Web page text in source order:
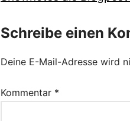
Schreibe einen
Deine E-Mail-Adresse wird
Kommentar *